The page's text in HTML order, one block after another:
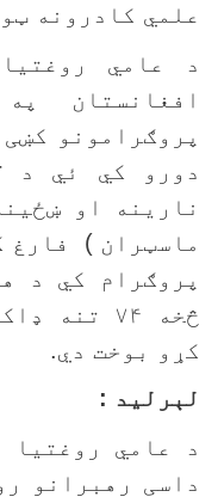
کادرونه
عامي روغتيا
کي ئي د
او ښځينه
) فارغ
کي د
څخه ۷۴ تنه
بوخت دي.
:
عامي روغتيا د
رهبرانو